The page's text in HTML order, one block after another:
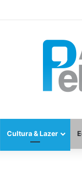
Cultura & Lazer